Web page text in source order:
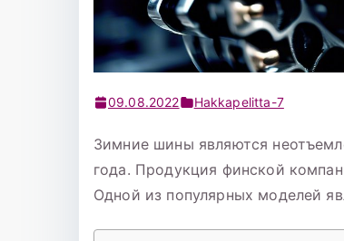
09.08.2022 Hakkapelitta-7
Зимние шины являются
года. Продукция финской
Одной из популярных моделей